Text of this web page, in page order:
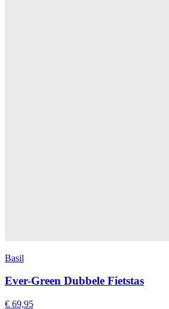
Basil
Ever-Green Dubbele Fietstas
€ 69,95